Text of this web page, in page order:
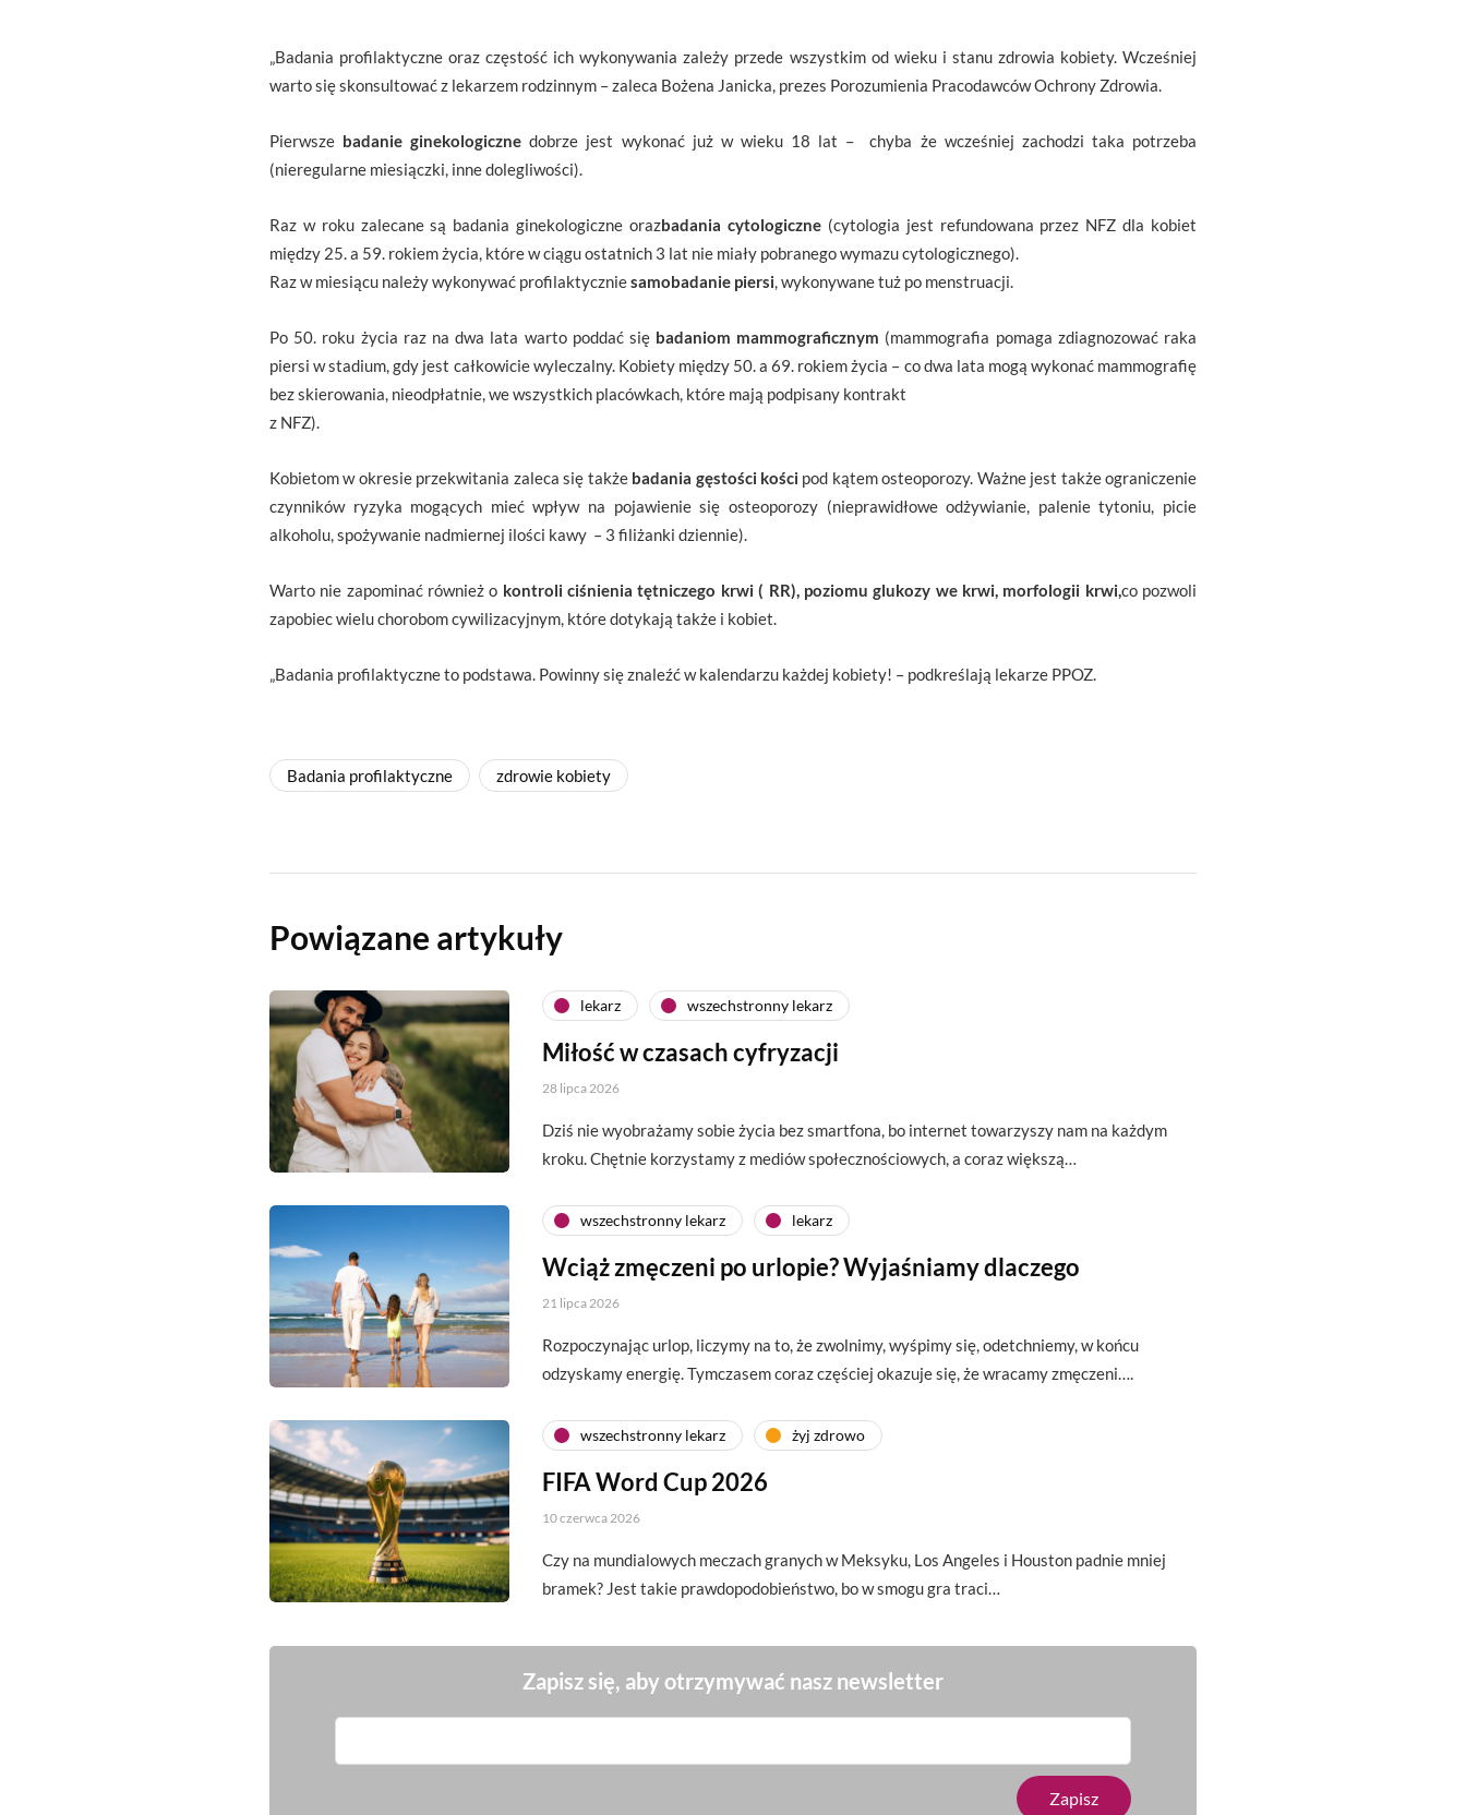
„Badania profilaktyczne oraz częstość ich wykonywania zależy przede wszystkim od wieku i stanu zdrowia kobiety. Wcześniej
warto się skonsultować z lekarzem rodzinnym – zaleca Bożena Janicka, prezes Porozumienia Pracodawców Ochrony Zdrowia.
Pierwsze badanie ginekologicznedobrze jest wykonać już w wieku 18 lat – chyba że wcześniej zachodzi taka potrzeba
(nieregularne miesiączki, inne dolegliwości).
Raz w roku zalecane są badania ginekologiczne orazbadania cytologiczne(cytologia jest refundowana przez NFZ dla kobiet
między 25. a 59. rokiem życia, które w ciągu ostatnich 3 lat nie miały pobranego wymazu cytologicznego).
Raz w miesiącu należy wykonywać profilaktyczniesamobadanie piersi, wykonywane tuż po menstruacji.
Po 50. roku życia raz na dwa lata warto poddać się badaniom mammograficznym (mammografia pomaga zdiagnozować raka
piersi w stadium, gdy jest całkowicie wyleczalny. Kobiety między 50. a 69. rokiem życia – co dwa lata mogą wykonać mammografię
bez skierowania, nieodpłatnie, we wszystkich placówkach, które mają podpisany kontrakt
z NFZ).
Kobietom w okresie przekwitania zaleca się także badania gęstości kości pod kątem osteoporozy. Ważne jest także ograniczenie
czynników ryzyka mogących mieć wpływ na pojawienie się osteoporozy (nieprawidłowe odżywianie, palenie tytoniu, picie
alkoholu, spożywanie nadmiernej ilości kawy – 3 filiżanki dziennie).
Warto nie zapominać również o kontroli ciśnienia tętniczego krwi ( RR), poziomu glukozy we krwi, morfologii krwi,co pozwoli
zapobiec wielu chorobom cywilizacyjnym, które dotykają także i kobiet.
„Badania profilaktyczne to podstawa. Powinny się znaleźć w kalendarzu każdej kobiety! – podkreślają lekarze PPOZ.
Badania profilaktyczne zdrowie kobiety
Powiązane artykuły
lekarz wszechstronny lekarz
Miłość w czasach cyfryzacji
28 lipca 2026
Dziś nie wyobrażamy sobie życia bez smartfona, bo internet towarzyszy nam na każdym
kroku. Chętnie korzystamy z mediów społecznościowych, a coraz większą…
wszechstronny lekarz lekarz
Wciąż zmęczeni po urlopie? Wyjaśniamy dlaczego
21 lipca 2026
Rozpoczynając urlop, liczymy na to, że zwolnimy, wyśpimy się, odetchniemy, w końcu
odzyskamy energię. Tymczasem coraz częściej okazuje się, że wracamy zmęczeni….
wszechstronny lekarz żyj zdrowo
FIFA Word Cup 2026
10 czerwca 2026
Czy na mundialowych meczach granych w Meksyku, Los Angeles i Houston padnie mniej
bramek? Jest takie prawdopodobieństwo, bo w smogu gra traci…
Zapisz się, aby otrzymywać nasz newsletter